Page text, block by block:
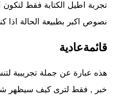
تجربة اطيل الكتابة فقط لتكون
نصوص اكبر بطبيعة الحالة اذا
قائمةعادية
هذه عبارة عن جملة تجريببة
خبر , فقط لترى كيف سيظهر